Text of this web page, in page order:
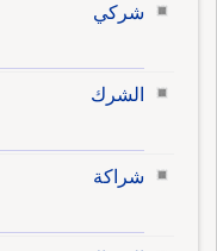
شركي
الشرك
شراكة